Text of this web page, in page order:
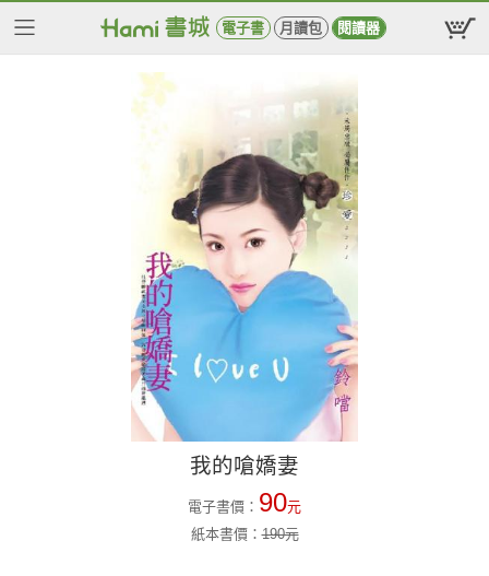
電子書 月讀包 閱讀器
我的嗆嬌妻
電子書價： 90元
紙本書價：190元